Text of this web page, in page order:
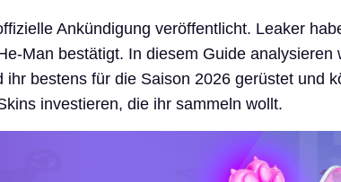
Ankündigung veröffentlicht. Leaker
Man bestätigt. In diesem Guide analysieren
bestens für die Saison 2026 gerüstet und
investieren, die ihr sammeln wollt.